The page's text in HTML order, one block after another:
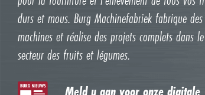
durs et mous. Burg Machinefabriek fabrique des
machines et réalise des projets complets dans le
secteur des fruits et légumes.
Meld u aan voor onze digitale